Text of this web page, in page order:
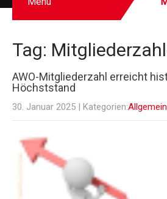
Tag:
AWO-Mitgliederzahl erreicht
Höchststand
30. Januar 2025 | Kategorien:Allgemein